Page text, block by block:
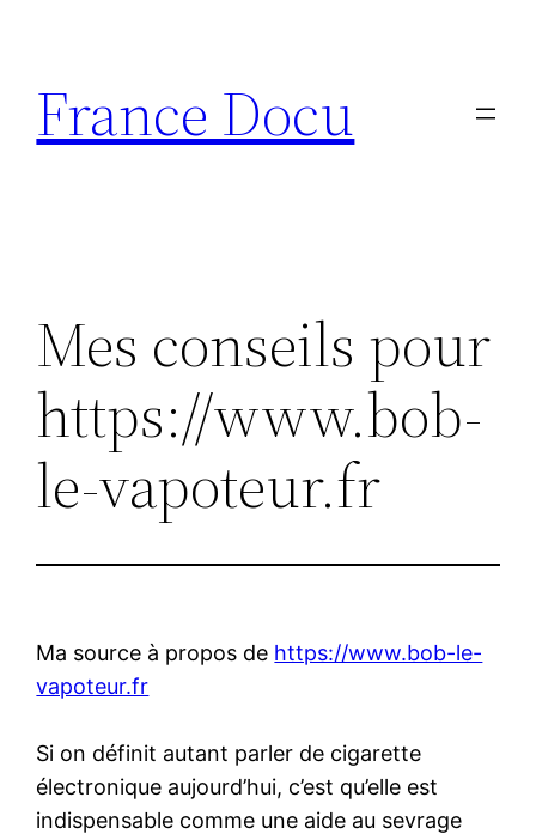
contenu
France Docu
Mes conseils pour
https://www.bob-
le-vapoteur.fr
Ma source à propos de https://www.bob-le-
vapoteur.fr
Si on définit autant parler de cigarette
électronique aujourd’hui, c’est qu’elle est
indispensable comme une aide au sevrage